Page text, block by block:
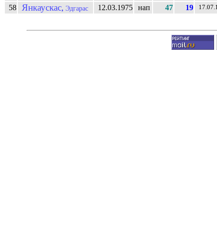
58 Янкаускас, Эдгарас 12.03.1975 нап 47 19